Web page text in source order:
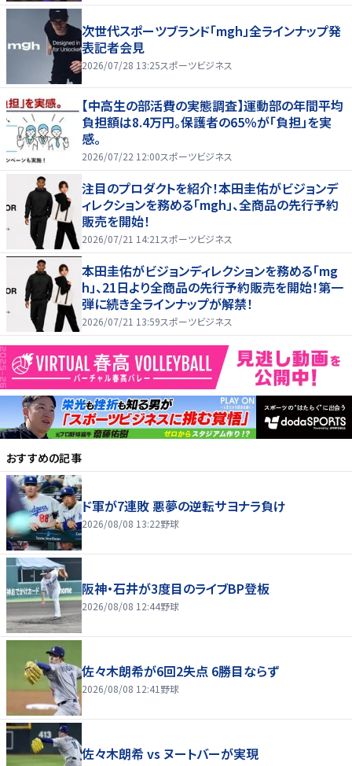
次世代スポーツブランド「mgh」全ラインナップ発
表記者会見
2026/07/28 13:25スポーツビジネス
【中高生の部活費の実態調査】運動部の年間平均
負担額は8.4万円。保護者の65％が「負担」を実
感。
2026/07/22 12:00スポーツビジネス
注目のプロダクトを紹介！本田圭佑がビジョンデ
ィレクションを務める「mgh」、全商品の先行予約
販売を開始！
2026/07/21 14:21 スポーツビジネス
本田圭佑がビジョンディレクションを務める「mg
h」、21日より全商品の先行予約販売を開始！第一
弾に続き全ラインナップが解禁！
2026/07/21 13:59スポーツビジネス
おすすめの記事
ド軍が7連敗 悪夢の逆転サヨナラ負け
2026/08/08 13:22野球
阪神・石井が3度目のライブBP登板
2026/08/08 12:44野球
佐々木朗希が6回2失点 6勝目ならず
2026/08/08 12:41 野球
佐々木朗希 vs ヌートバーが実現